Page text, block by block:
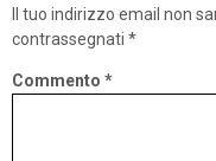
Il tuo indirizzo email non
contrassegnati *
Commento *